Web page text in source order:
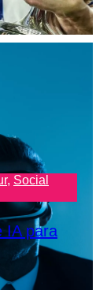
, Social
IA para